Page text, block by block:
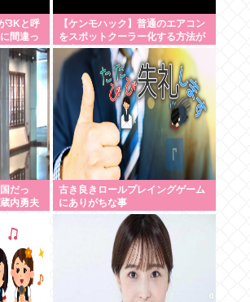
3Kと呼
間違っ
。口だ
」
【ケンモハック】普通のエアコン
をスポットクーラー化する方法が
発案される
だっ
内勇夫
員会設
古き良きロールプレイングゲーム
にありがちな事